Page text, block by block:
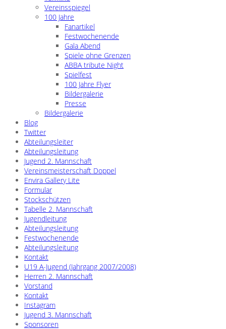
Vereinsspiegel
100 Jahre
Fanartikel
Festwochenende
Gala Abend
Spiele ohne Grenzen
ABBA tribute Night
Spielfest
100 Jahre Flyer
Bildergalerie
Presse
Bildergalerie
Blog
Twitter
Abteilungsleiter
Abteilungsleitung
Jugend 2. Mannschaft
Vereinsmeisterschaft Doppel
Envira Gallery Lite
Formular
Stockschützen
Tabelle 2. Mannschaft
Jugendleitung
Abteilungsleitung
Festwochenende
Abteilungsleitung
Kontakt
U19 A-Jugend (Jahrgang 2007/2008)
Herren 2. Mannschaft
Vorstand
Kontakt
Instagram
Jugend 3. Mannschaft
Sponsoren